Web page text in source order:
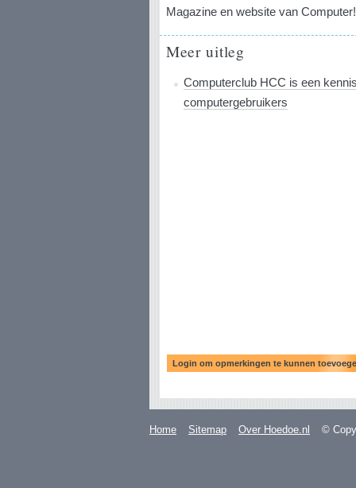
Magazine en website van
Meer uitleg
Computerclub HCC is een
computergebruikers
Home Sitemap Over Hoedoe.nl ©